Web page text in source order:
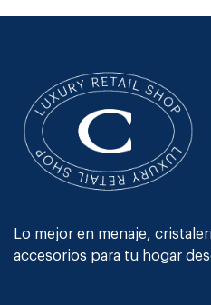
Lo mejor en menaje,
accesorios para tu hogar